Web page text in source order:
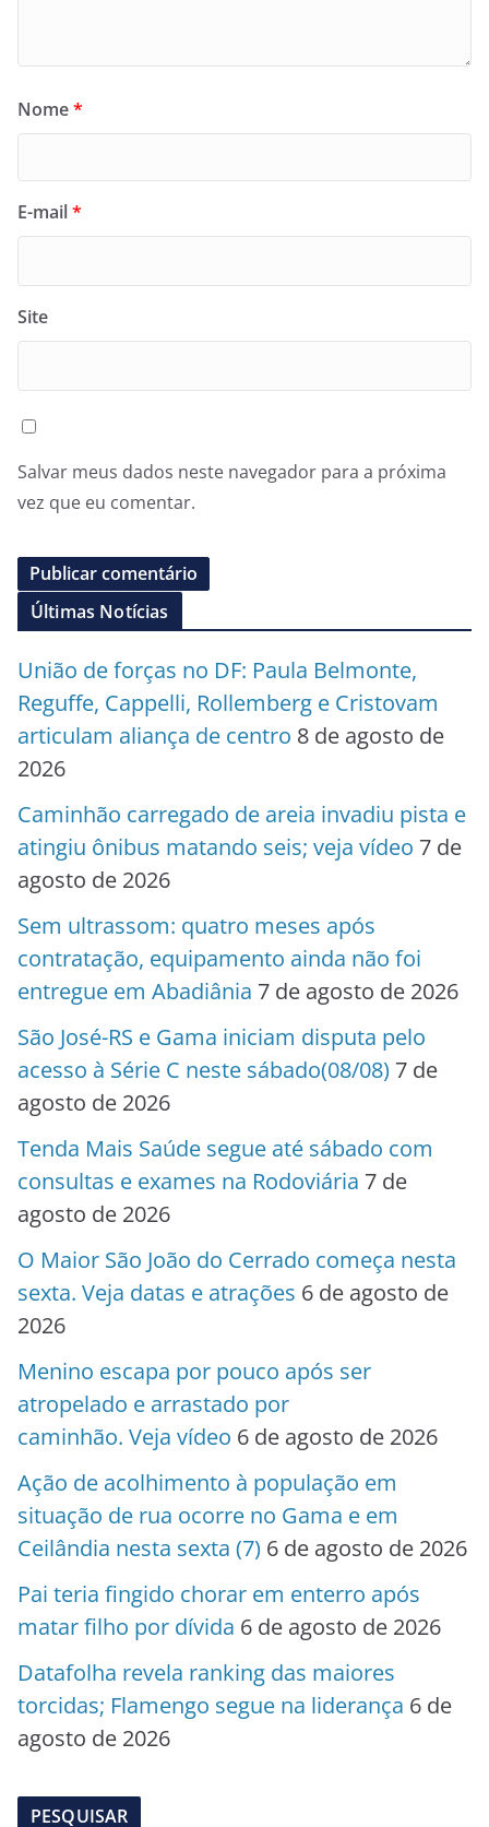
Nome*
E-mail*
Site
Salvar meus dados neste navegador para a próxima
vez que eu comentar.
Últimas Notícias
União de forças no DF: Paula Belmonte,
Reguffe, Cappelli, Rollemberg e Cristovam
articulam aliança de centro 8 de agosto de
2026
Caminhão carregado de areia invadiu pista e
atingiu ônibus matando seis; veja vídeo 7 de
agosto de 2026
Sem ultrassom: quatro meses após
contratação, equipamento ainda não foi
entregue em Abadiânia 7 de agosto de 2026
São José-RS e Gama iniciam disputa pelo
acesso à Série C neste sábado(08/08) 7 de
agosto de 2026
Tenda Mais Saúde segue até sábado com
consultas e exames na Rodoviária 7 de
agosto de 2026
O Maior São João do Cerrado começa nesta
sexta. Veja datas e atrações 6 de agosto de
2026
Menino escapa por pouco após ser
atropelado e arrastado por
caminhão. Veja vídeo 6 de agosto de 2026
Ação de acolhimento à população em
situação de rua ocorre no Gama e em
Ceilândia nesta sexta (7) 6 de agosto de 2026
Pai teria fingido chorar em enterro após
matar filho por dívida 6 de agosto de 2026
Datafolha revela ranking das maiores
torcidas; Flamengo segue na liderança 6 de
agosto de 2026
PESQUISAR